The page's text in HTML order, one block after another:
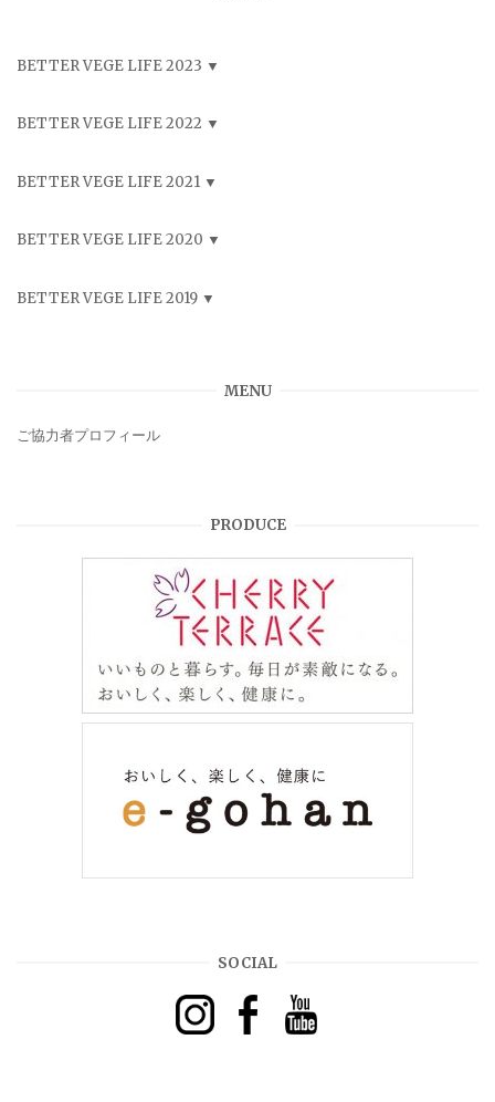
BETTER VEGE LIFE 2023
BETTER VEGE LIFE 2022
BETTER VEGE LIFE 2021
BETTER VEGE LIFE 2020
BETTER VEGE LIFE 2019
MENU
ご協力者プロフィール
PRODUCE
SOCIAL